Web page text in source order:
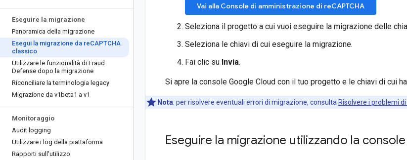
Eseguire la migrazione
Panoramica della migrazione
Esegui la migrazione da reCAPTCHA
classico
Utilizzare le funzionalità di Fraud
Defense dopo la migrazione
Riconciliare la terminologia legacy
Migrazione da v1beta1 a v1
Monitoraggio
Audit logging
Utilizzare i log della piattaforma
Rapporti sull'utilizzo
Vai alla Console di amministrazione di reCAPTCHA
Seleziona il progetto a cui vuoi eseguire la migrazione delle
Seleziona le chiavi di cui eseguire la migrazione.
Fai clic su Invia.
Si apre la console Google Cloud con il tuo progetto e le chiavi di cui
Nota: per risolvere eventuali errori di migrazione, consulta Risolvere i problemi
Eseguire la migrazione utilizzando la